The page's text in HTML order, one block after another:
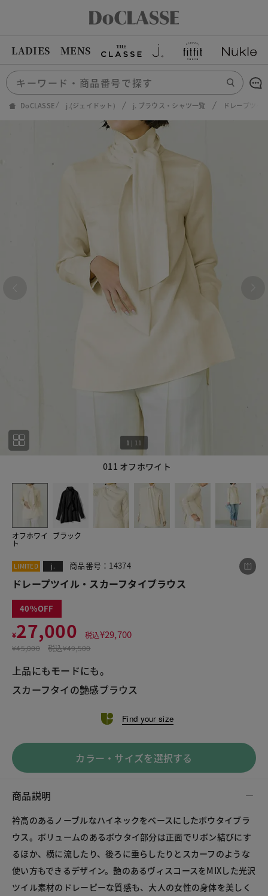
LADIES MENS
DoCLASSE j.(ジェイドット) j. ブラウス・シャツ一覧 ドレープツイ
011 オフホワイト
1 | 11
オフホワイ
ト
ブラック
11
LIMITED j. 商品番号：14374
ドレープツイル・スカーフタイブラウス
40
¥27,000 税込¥29,700
¥45,000 税込¥49,500
上品にもモードにも。
スカーフタイの艶感ブラウス
Find your size
カラー・サイズを選択する
商品説明
衿高のあるノーブルなハイネックをベースにしたボウタイブラ
ウス。ボリュームのあるボウタイ部分は正面でリボン結びにす
るほか、横に流したり、後ろに垂らしたりとスカーフのような
使い方もできるデザイン。艶のあるヴィスコースをMIXした光沢
ツイル素材のドレーピーな質感も、大人の女性の身体を美しく
この商品をシェアする
¥27,000 税込¥29,700
LINE